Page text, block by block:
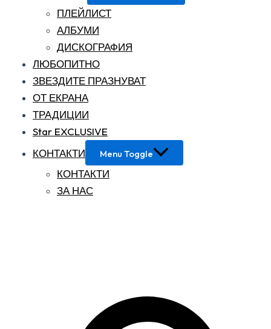
ПЛЕЙЛИСТ
АЛБУМИ
ДИСКОГРАФИЯ
ЛЮБОПИТНО
ЗВЕЗДИТЕ ПРАЗНУВАТ
ОТ ЕКРАНА
ТРАДИЦИИ
Star EXCLUSIVE
КОНТАКТИ
Menu Toggle
КОНТАКТИ
ЗА НАС